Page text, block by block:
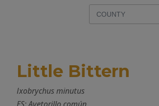
Little Bittern
Ixobrychus minutus